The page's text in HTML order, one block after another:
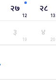
8, 2027
9, 2027
२७
12
२८
13
३
19
४
20